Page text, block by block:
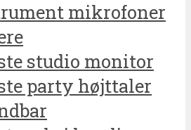
mikrofoner
studio monitor
party højttaler